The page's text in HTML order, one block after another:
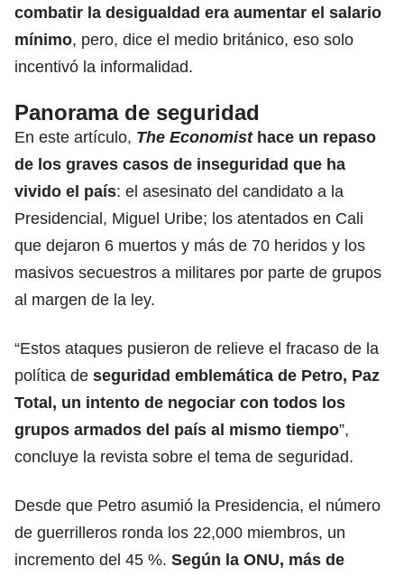
combatir la desigualdad era aumentar el salario
mínimo, pero, dice el medio británico, eso solo
incentivó la informalidad.
Panorama de seguridad
En este artículo, The Economist hace un repaso
de los graves casos de inseguridad que ha
vivido el país: el asesinato del candidato a la
Presidencial, Miguel Uribe; los atentados en Cali
que dejaron 6 muertos y más de 70 heridos y los
masivos secuestros a militares por parte de grupos
al margen de la ley.
“Estos ataques pusieron de relieve el fracaso de la
política de seguridad emblemática de Petro, Paz
Total, un intento de negociar con todos los
grupos armados del país al mismo tiempo”,
concluye la revista sobre el tema de seguridad.
Desde que Petro asumió la Presidencia, el número
de guerrilleros ronda los 22,000 miembros, un
incremento del 45 %. Según la ONU, más de